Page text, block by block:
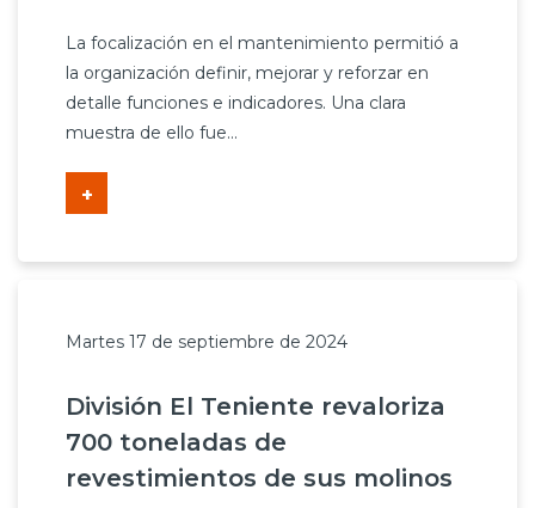
Prensa
Trabaja en Codelco
Transparencia activa
Canales de denuncia
La focalización en el mantenimiento permitió a
la organización definir, mejorar y reforzar en
detalle funciones e indicadores. Una clara
muestra de ello fue...
+
Martes 17 de septiembre de 2024
División El Teniente revaloriza
700 toneladas de
revestimientos de sus molinos